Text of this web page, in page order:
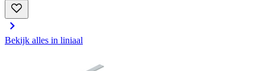
Bekijk alles in liniaal